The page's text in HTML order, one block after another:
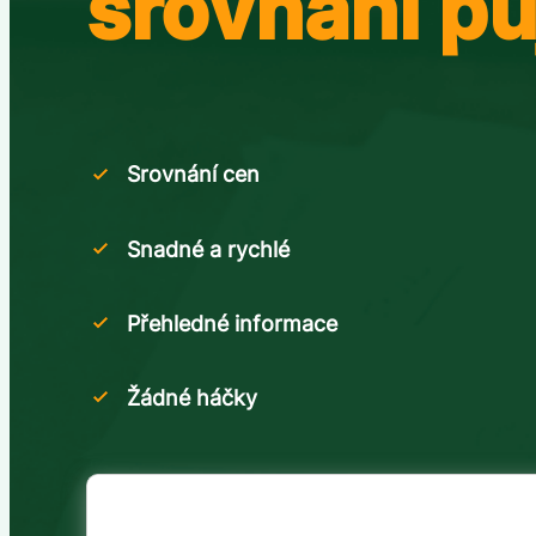
Srovnání cen
Snadné a rychlé
Přehledné informace
Žádné háčky